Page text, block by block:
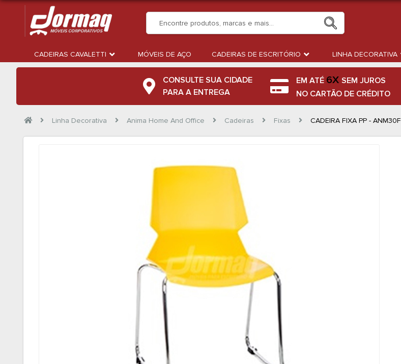
CADEIRAS CAVALETTI MÓVEIS DE AÇO CADEIRAS DE ESCRITÓRIO LINHA DECORATIVA
CONSULTE SUA CIDADE
PARA A ENTREGA
EM ATÉ 6X SEM JUROS
NO CARTÃO DE CRÉDITO
Linha Decorativa Anima Home And Office Cadeiras Fixas CADEIRA FIXA PP - ANM30F